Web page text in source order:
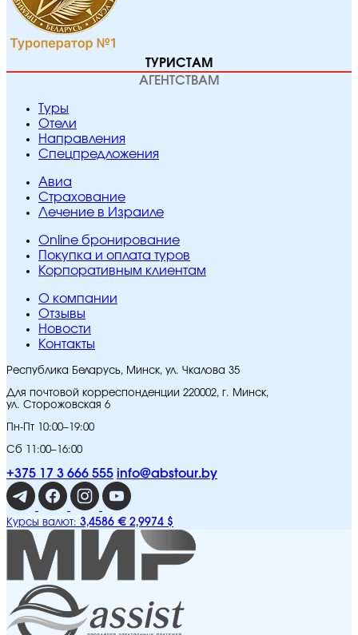
ТУРИСТАМ
АГЕНТСТВАМ
Туры
Отели
Направления
Спецпредложения
Авиа
Страхование
Лечение в Израиле
Online бронирование
Покупка и оплата туров
Корпоративным клиентам
O компании
Отзывы
Новости
Контакты
Республика Беларусь, Минск, ул. Чкалова 35
Для почтовой корреспонденции 220002, г. Минск,
ул. Сторожовская 6
Пн-Пт 10:00–19:00
Сб 11:00–16:00
+375 17 3 666 555 info@abstour.by
Курсы валют: 3,4586 € 2,9974 $